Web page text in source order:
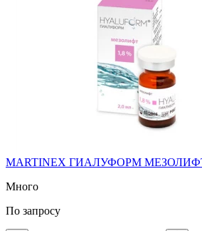
MARTINEX ГИАЛУФОРМ МЕЗОЛИФТ
Много
По запросу